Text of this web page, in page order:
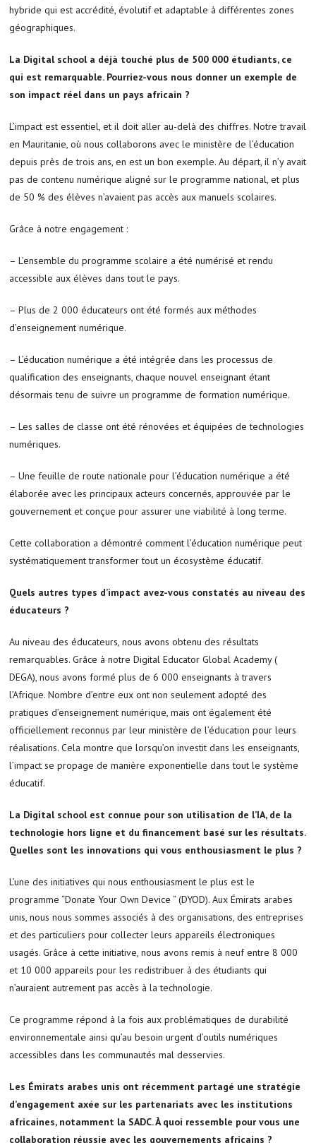
hybride qui est accrédité, évolutif et adaptable à différentes zones
géographiques.
La Digital school a déjà touché plus de 500 000 étudiants, ce
qui est remarquable. Pourriez-vous nous donner un exemple de
son impact réel dans un pays africain ?
L’impact est essentiel, et il doit aller au-delà des chiffres. Notre travail
en Mauritanie, où nous collaborons avec le ministère de l’éducation
depuis près de trois ans, en est un bon exemple. Au départ, il n’y avait
pas de contenu numérique aligné sur le programme national, et plus
de 50 % des élèves n’avaient pas accès aux manuels scolaires.
Grâce à notre engagement :
– L’ensemble du programme scolaire a été numérisé et rendu
accessible aux élèves dans tout le pays.
– Plus de 2 000 éducateurs ont été formés aux méthodes
d’enseignement numérique.
– L’éducation numérique a été intégrée dans les processus de
qualification des enseignants, chaque nouvel enseignant étant
désormais tenu de suivre un programme de formation numérique.
– Les salles de classe ont été rénovées et équipées de technologies
numériques.
– Une feuille de route nationale pour l’éducation numérique a été
élaborée avec les principaux acteurs concernés, approuvée par le
gouvernement et conçue pour assurer une viabilité à long terme.
Cette collaboration a démontré comment l’éducation numérique peut
systématiquement transformer tout un écosystème éducatif.
Quels autres types d’impact avez-vous constatés au niveau des
éducateurs ?
Au niveau des éducateurs, nous avons obtenu des résultats
remarquables. Grâce à notre Digital Educator Global Academy (
DEGA), nous avons formé plus de 6 000 enseignants à travers
l’Afrique. Nombre d’entre eux ont non seulement adopté des
pratiques d’enseignement numérique, mais ont également été
officiellement reconnus par leur ministère de l’éducation pour leurs
réalisations. Cela montre que lorsqu’on investit dans les enseignants,
l’impact se propage de manière exponentielle dans tout le système
éducatif.
La Digital school est connue pour son utilisation de l’IA, de la
technologie hors ligne et du financement basé sur les résultats.
Quelles sont les innovations qui vous enthousiasment le plus ?
L’une des initiatives qui nous enthousiasment le plus est le
programme “Donate Your Own Device “ (DYOD). Aux Émirats arabes
unis, nous nous sommes associés à des organisations, des entreprises
et des particuliers pour collecter leurs appareils électroniques
usagés. Grâce à cette initiative, nous avons remis à neuf entre 8 000
et 10 000 appareils pour les redistribuer à des étudiants qui
n’auraient autrement pas accès à la technologie.
Ce programme répond à la fois aux problématiques de durabilité
environnementale ainsi qu’au besoin urgent d’outils numériques
accessibles dans les communautés mal desservies.
Les Émirats arabes unis ont récemment partagé une stratégie
d’engagement axée sur les partenariats avec les institutions
africaines, notamment la SADC. À quoi ressemble pour vous une
collaboration réussie avec les gouvernements africains ?